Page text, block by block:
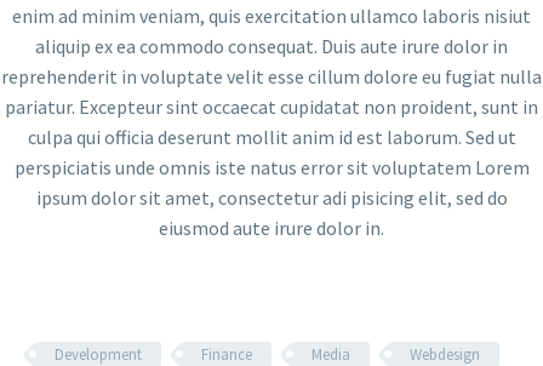
enim ad minim veniam, quis exercitation ullamco laboris nisiut
aliquip ex ea commodo consequat. Duis aute irure dolor in
reprehenderit in voluptate velit esse cillum dolore eu fugiat nulla
pariatur. Excepteur sint occaecat cupidatat non proident, sunt in
culpa qui officia deserunt mollit anim id est laborum. Sed ut
perspiciatis unde omnis iste natus error sit voluptatem Lorem
ipsum dolor sit amet, consectetur adi pisicing elit, sed do
eiusmod aute irure dolor in.
Development Finance Media Webdesign